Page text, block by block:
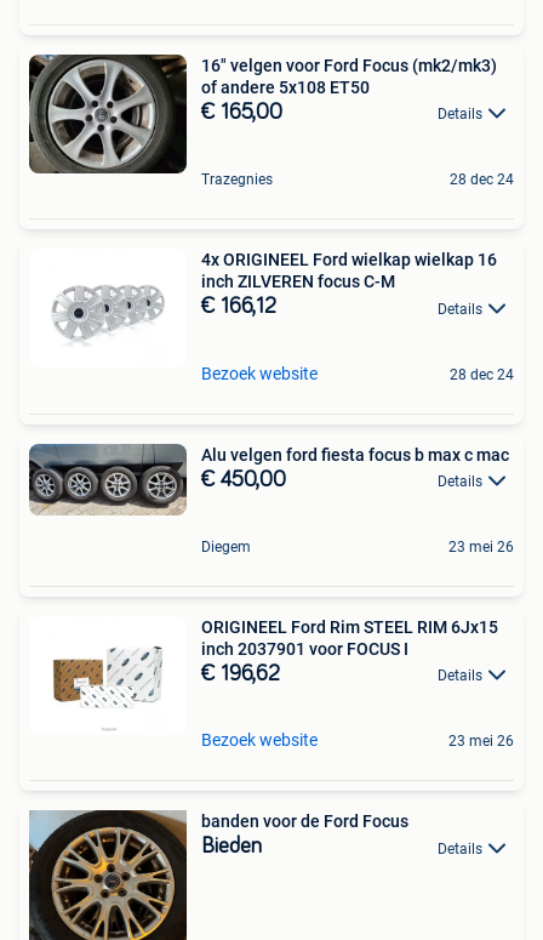
16" velgen voor Ford Focus (mk2/mk3)
of andere 5x108 ET50
€ 165,00 Details
Trazegnies 28 dec 24
4x ORIGINEEL Ford wielkap wielkap 16
inch ZILVEREN focus C-M
€ 166,12 Details
Bezoek website 28 dec 24
Alu velgen ford fiesta focus b max c mac
€ 450,00 Details
Diegem 23 mei 26
ORIGINEEL Ford Rim STEEL RIM 6Jx15
inch 2037901 voor FOCUS I
€ 196,62 Details
Bezoek website 23 mei 26
banden voor de Ford Focus
Bieden Details